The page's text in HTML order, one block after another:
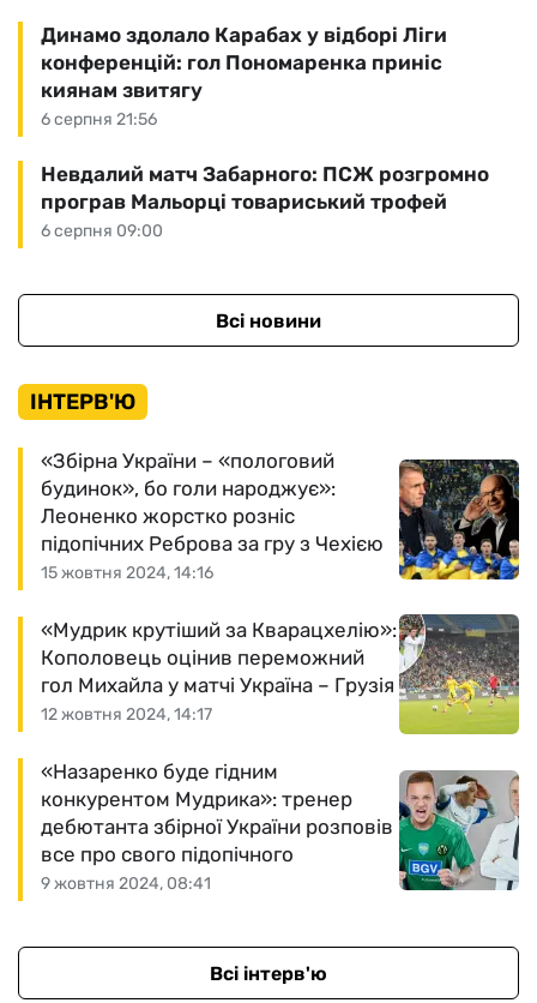
6 серпня 21:56
Динамо здолало Карабах у відборі Ліги
конференцій: гол Пономаренка приніс
киянам звитягу
6 серпня 09:00
Невдалий матч Забарного: ПСЖ розгромно
програв Мальорці товариський трофей
Всі новини
ІНТЕРВ'Ю
15 жовтня 2024, 14:16
«Збірна України – «пологовий
будинок», бо голи народжує»:
Леоненко жорстко розніс
підопічних Реброва за гру з Чехією
12 жовтня 2024, 14:17
«Мудрик крутіший за Кварацхелію»:
Кополовець оцінив переможний
гол Михайла у матчі Україна – Грузія
9 жовтня 2024, 08:41
«Назаренко буде гідним
конкурентом Мудрика»: тренер
дебютанта збірної України розповів
все про свого підопічного
Всі інтерв'ю